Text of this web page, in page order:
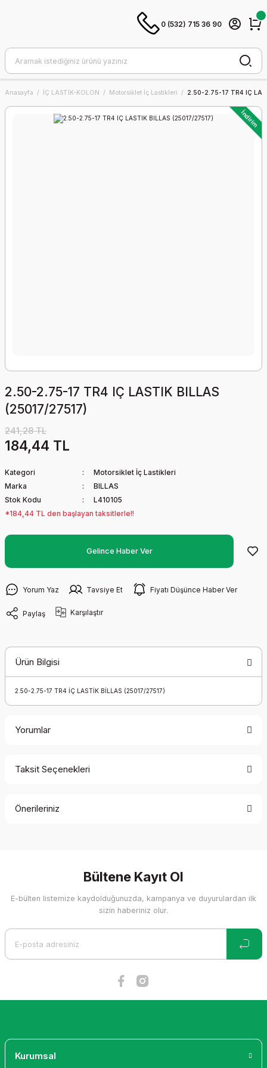
0 (532) 715 36 90
Anasayfa İÇ LASTİK-KOLON Motorsiklet İç Lastikleri 2.50-2.75-17 TR4 IÇ
İndirim
2.50-2.75-17 TR4 IÇ LASTIK BILLAS
(25017/27517)
241,28 TL
184,44 TL
Kategori
Motorsiklet İç Lastikleri
Marka
BILLAS
Stok Kodu
L410105
*184,44 TL den başlayan taksitlerle!!
Gelince Haber Ver
Yorum Yaz Tavsiye Et Fiyatı Düşünce Haber Ver
Paylaş Karşılaştır
Ürün Bilgisi
2.50-2.75-17 TR4 İÇ LASTİK BİLLAS (25017/27517)
Yorumlar
Taksit Seçenekleri
Önerileriniz
Görüş ve önerileriniz için teşekkür ederiz.
Ürün resmi kalitesiz, bozuk veya görüntülenemiyor.
Bültene Kayıt Ol
E-bülten listemize kaydolduğunuzda, kampanya ve duyurulardan ilk
sizin haberiniz olur.
Kurumsal